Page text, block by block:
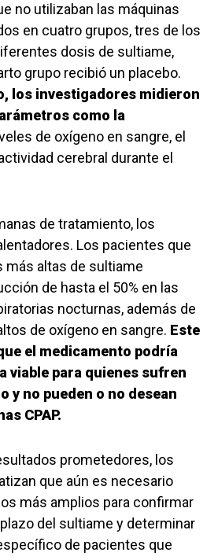
no utilizaban las máquinas
en cuatro grupos, tres de los
dosis de sultiame,
grupo recibió un placebo.
los investigadores midieron
como la
de oxígeno en sangre, el
cerebral durante el
de tratamiento, los
Los pacientes que
más altas de sultiame
de hasta el 50% en las
nocturnas, además de
de oxígeno en sangre. Este
el medicamento podría
viable para quienes sufren
y no pueden o no desean
CPAP.
prometedores, los
que aún es necesario
más amplios para confirmar
del sultiame y determinar
de pacientes que